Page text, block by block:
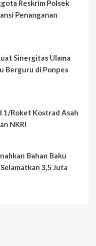
Reskrim Polsek
Penanganan
Sinergitas Ulama
Berguru di Ponpes
1/Roket Kostrad Asah
NKRI
Bahan Baku
3,5 Juta